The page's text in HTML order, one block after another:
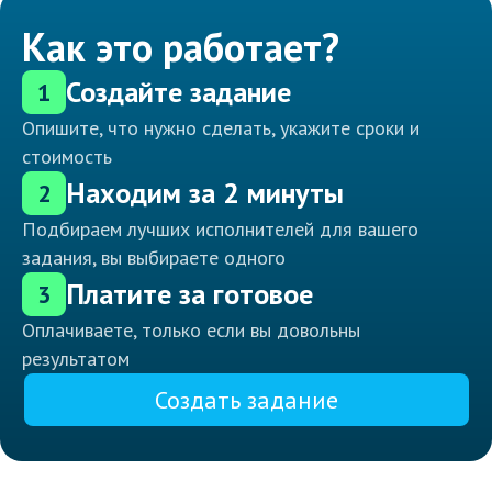
Как это работает?
1 Создайте задание
Опишите, что нужно сделать, укажите сроки и
стоимость
2 Находим за 2 минуты
Подбираем лучших исполнителей для вашего
задания, вы выбираете одного
3 Платите за готовое
Оплачиваете, только если вы довольны
результатом
Создать задание